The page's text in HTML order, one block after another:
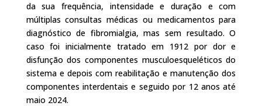
da sua frequência, intensidade e duração e com
múltiplas consultas médicas ou medicamentos para
diagnóstico de fibromialgia, mas sem resultado. O
caso foi inicialmente tratado em 1912 por dor e
disfunção dos componentes musculoesqueléticos do
sistema e depois com reabilitação e manutenção dos
componentes interdentais e seguido por 12 anos até
maio 2024.